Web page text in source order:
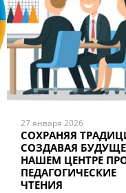
27 января 2026
СОХРАНЯЯ
СОЗДАВАЯ
НАШЕМ ЦЕНТРЕ
ПЕДАГОГИЧЕСКИЕ
ЧТЕНИЯ